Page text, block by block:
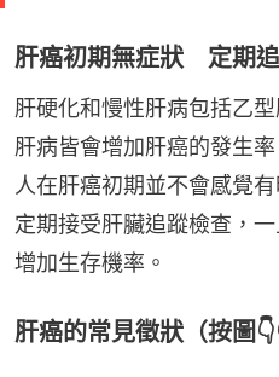
肝癌初期無症狀 定期
肝硬化和慢性肝病包括乙
肝病皆會增加肝癌的發生
人在肝癌初期並不會感覺
定期接受肝臟追蹤檢查，
增加生存機率。
肝癌的常見徵狀（按圖